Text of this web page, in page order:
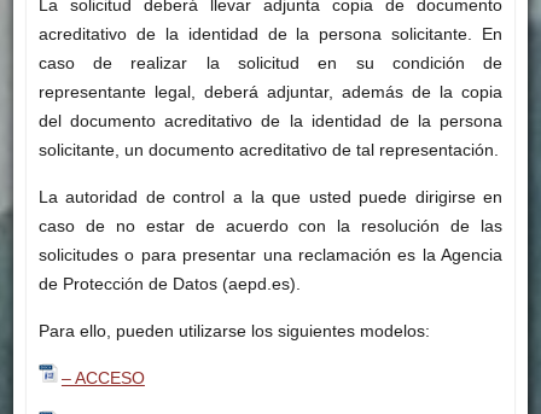
La solicitud deberá llevar adjunta copia de documento
acreditativo de la identidad de la persona solicitante. En
caso de realizar la solicitud en su condición de
representante legal, deberá adjuntar, además de la copia
del documento acreditativo de la identidad de la persona
solicitante, un documento acreditativo de tal representación.
La autoridad de control a la que usted puede dirigirse en
caso de no estar de acuerdo con la resolución de las
solicitudes o para presentar una reclamación es la Agencia
de Protección de Datos (aepd.es).
Para ello, pueden utilizarse los siguientes modelos:
– ACCESO